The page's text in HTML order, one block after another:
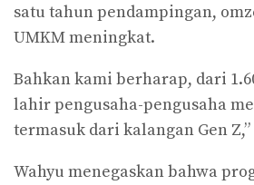
satu tahun pendampingan,
UMKM meningkat.
Bahkan kami berharap, dari
lahir pengusaha-pengusaha
termasuk dari kalangan Gen
Wahyu menegaskan bahwa